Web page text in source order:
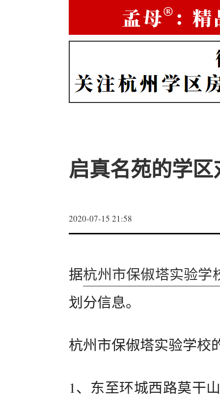
启真名苑的学
2020-07-15 21:58
据杭州市保俶塔实验学
划分信息。
杭州市保俶塔实验学校
1、东至环城西路莫干